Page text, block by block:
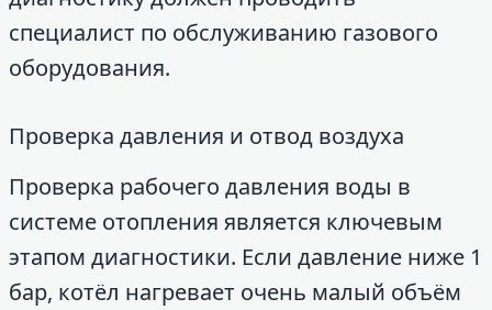
специалист по обслуживанию газового
оборудования.
Проверка давления и отвод воздуха
Проверка рабочего давления воды в
системе отопления является ключевым
этапом диагностики. Если давление ниже 1
бар, котёл нагревает очень малый объём